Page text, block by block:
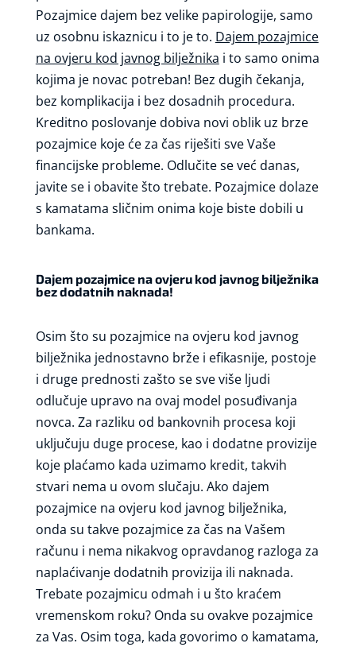
Pozajmice dajem bez velike papirologije, samo
uz osobnu iskaznicu i to je to. Dajem pozajmice
na ovjeru kod javnog bilježnika i to samo onima
kojima je novac potreban! Bez dugih čekanja,
bez komplikacija i bez dosadnih procedura.
Kreditno poslovanje dobiva novi oblik uz brze
pozajmice koje će za čas riješiti sve Vaše
financijske probleme. Odlučite se već danas,
javite se i obavite što trebate. Pozajmice dolaze
s kamatama sličnim onima koje biste dobili u
bankama.
Dajem pozajmice na ovjeru kod javnog bilježnika
bez dodatnih naknada!
Osim što su pozajmice na ovjeru kod javnog
bilježnika jednostavno brže i efikasnije, postoje
i druge prednosti zašto se sve više ljudi
odlučuje upravo na ovaj model posuđivanja
novca. Za razliku od bankovnih procesa koji
uključuju duge procese, kao i dodatne provizije
koje plaćamo kada uzimamo kredit, takvih
stvari nema u ovom slučaju. Ako dajem
pozajmice na ovjeru kod javnog bilježnika,
onda su takve pozajmice za čas na Vašem
računu i nema nikakvog opravdanog razloga za
naplaćivanje dodatnih provizija ili naknada.
Trebate pozajmicu odmah i u što kraćem
vremenskom roku? Onda su ovakve pozajmice
za Vas. Osim toga, kada govorimo o kamatama,